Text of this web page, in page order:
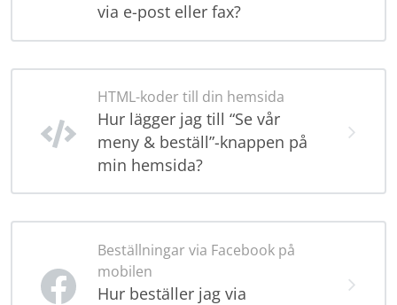
via e-post eller fax?
HTML-koder till din hemsida
Hur lägger jag till “Se vår
meny & beställ”-knappen på
min hemsida?
Beställningar via Facebook på
mobilen
Hur beställer jag via